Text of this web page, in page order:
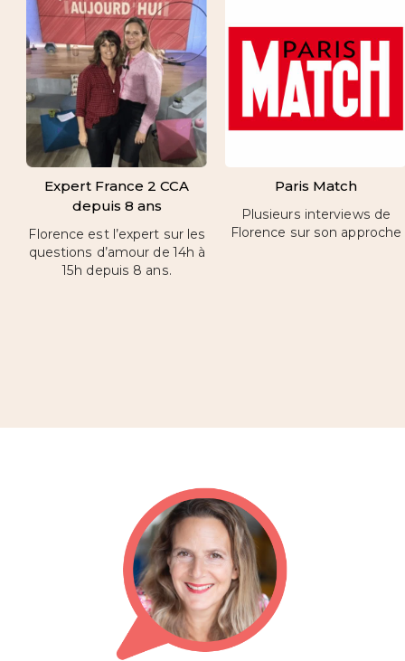
Expert France 2 CCA
depuis 8 ans
Florence est l’expert sur les
questions d’amour de 14h à
15h depuis 8 ans.
Paris Match
Plusieurs interviews de
Florence sur son approche